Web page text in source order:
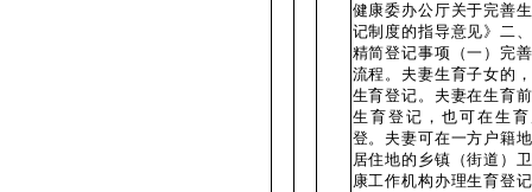
健康委办公厅关于完善
记制度的指导意见》二
精简登记事项（一）完
流程。夫妻生育子女的
生育登记。夫妻在生育
生育登记，也可在生
登。夫妻可在一方户籍
居住地的乡镇（街道）
康工作机构办理生育登